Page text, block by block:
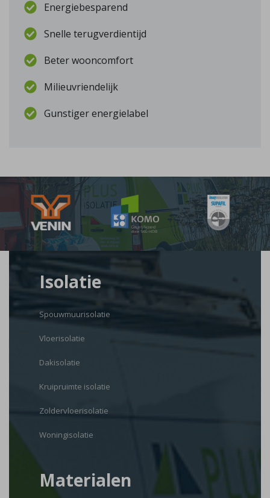
Energiebesparend
Snelle terugverdientijd
Beter wooncomfort
Milieuvriendelijk
Gunstiger energielabel
Isolatie
Spouwmuurisolatie
Vloerisolatie
Dakisolatie
Kruipruimte isolatie
Zoldervloerisolatie
Woningisolatie
Materialen